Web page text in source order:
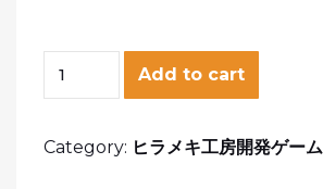
Add to cart
Category: ヒラメキ工房開発ゲーム